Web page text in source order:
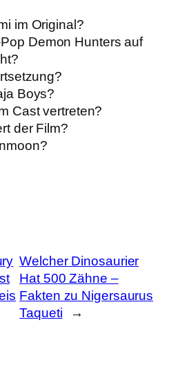
im Original?
Demon Hunters auf
Boys?
Cast vertreten?
der Film?
Welcher Dinosaurier
Hat 500 Zähne –
Fakten zu Nigersaurus
Taqueti
→